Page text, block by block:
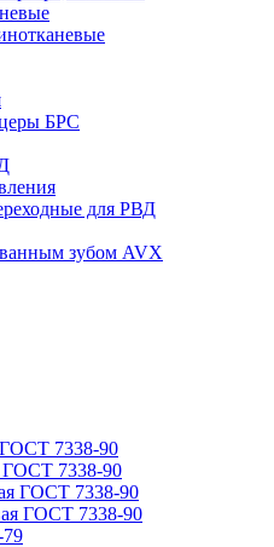
БРС
для РВД
зубом AVX
7338-90
7338-90
ГОСТ 7338-90
ГОСТ 7338-90